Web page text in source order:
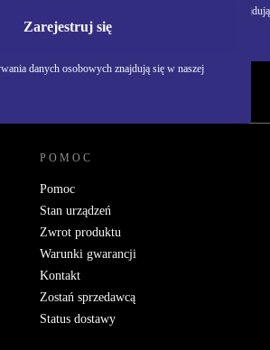
Zarejestruj się
danych osobowych znajdują się w naszej
Informacje na temat używania danych osobowych
Polityce prywatności
POMOC
Pomoc
Stan urządzeń
Zwrot produktu
Warunki gwarancji
Kontakt
Zostań sprzedawcą
Status dostawy